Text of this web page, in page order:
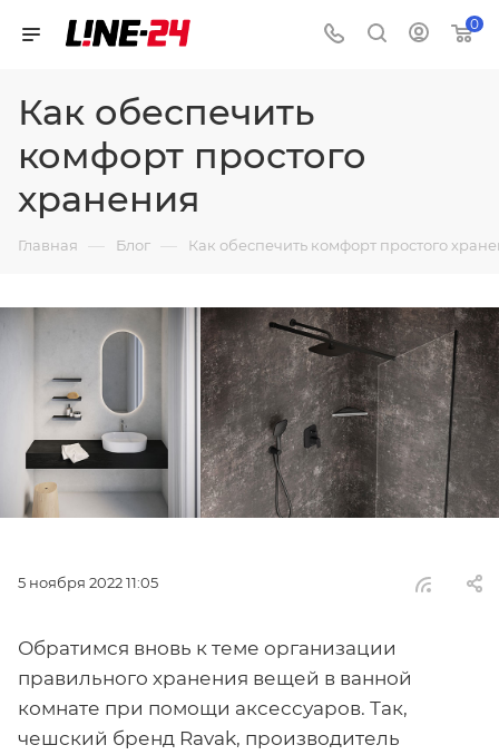
0
Как обеспечить
комфорт простого
хранения
Главная — Блог — Как обеспечить комфорт простого
5 ноября 2022 11:05
Обратимся вновь к теме организации
правильного хранения вещей в ванной
комнате при помощи аксессуаров. Так,
чешский бренд Ravak, производитель